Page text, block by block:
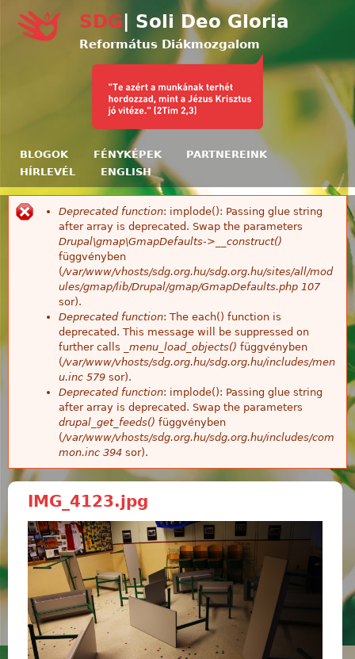
Ugrás a tartalomra
SDG | Soli Deo Gloria
Református Diákmozgalom
BLOGOK FÉNYKÉPEK
PARTNEREINK
HÍRLEVÉL
ENGLISH
Hibaüzenet
Deprecated function: implode(): Passing glue string
after array is deprecated. Swap the parameters
Drupal\gmap\GmapDefaults->__construct()
függvényben
(/var/www/vhosts/sdg.org.hu/sdg.org.hu/sites/all/mod
ules/gmap/lib/Drupal/gmap/GmapDefaults.php 107
sor).
Deprecated function: The each() function is
deprecated. This message will be suppressed on
further calls
_menu_load_objects() függvényben
(/var/www/vhosts/sdg.org.hu/sdg.org.hu/includes/men
u.inc 579 sor).
Deprecated function: implode(): Passing glue string
after array is deprecated. Swap the parameters
drupal_get_feeds() függvényben
(/var/www/vhosts/sdg.org.hu/sdg.org.hu/includes/com
mon.inc 394 sor).
IMG_4123.jpg